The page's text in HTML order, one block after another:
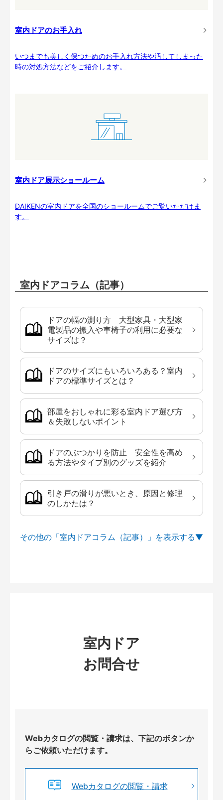
室内ドアのお手入れ
いつまでも美しく保つためのお手入れ方法や汚してしまった
時の対処方法などをご紹介します。
室内ドア展示ショールーム
DAIKENの室内ドアを全国のショールームでご覧いただけま
す。
室内ドアコラム（記事）
ドアの幅の測り方 大型家具・大型家
電製品の搬入や車椅子の利用に必要な
サイズは？
ドアのサイズにもいろいろある？室内
ドアの標準サイズとは？
部屋をおしゃれに彩る室内ドア選び方
＆失敗しないポイント
ドアのぶつかりを防止 安全性を高め
る方法やタイプ別のグッズを紹介
引き戸の滑りが悪いとき、原因と修理
のしかたは？
その他の「室内ドアコラム（記事）」を
室内ドア
お問合せ
Webカタログの閲覧・請求は、下記のボタンか
らご依頼いただけます。
Webカタログの閲覧・請求